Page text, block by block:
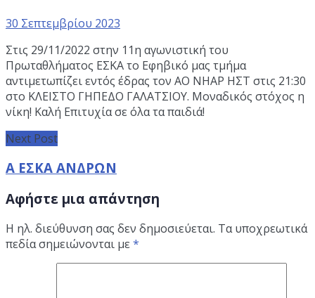
30 Σεπτεμβρίου 2023
Στις 29/11/2022 στην 11η αγωνιστική του
Πρωταθλήματος ΕΣΚΑ το Εφηβικό μας τμήμα
αντιμετωπίζει εντός έδρας τον ΑΟ ΝΗΑΡ ΗΣΤ στις 21:30
στο ΚΛΕΙΣΤΟ ΓΗΠΕΔΟ ΓΑΛΑΤΣΙΟΥ. Μοναδικός στόχος η
νίκη! Καλή Επιτυχία σε όλα τα παιδιά!
Next Post
Α ΕΣΚΑ ΑΝΔΡΩΝ
Αφήστε μια απάντηση
Η ηλ. διεύθυνση σας δεν δημοσιεύεται. Τα υποχρεωτικά
πεδία σημειώνονται με*